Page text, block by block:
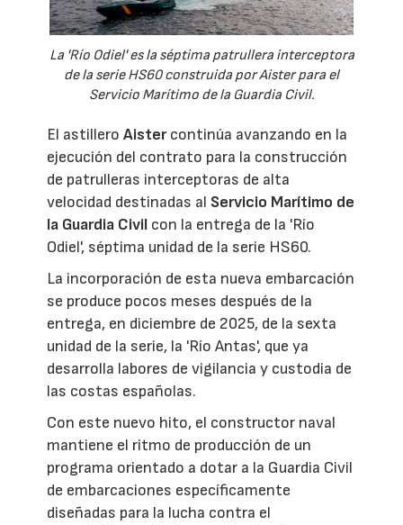
La 'Río Odiel' es la séptima patrullera interceptora
de la serie HS60 construida por Aister para el
Servicio Marítimo de la Guardia Civil.
El astilleroAistercontinúa avanzando en la
ejecución del contrato para la construcción
de patrulleras interceptoras de alta
velocidad destinadas al Servicio Marítimo de
la Guardia Civil con la entrega de la 'Río
Odiel', séptima unidad de la serie HS60.
La incorporación de esta nueva embarcación
se produce pocos meses después de la
entrega, en diciembre de 2025, de la sexta
unidad de la serie, la 'Río Antas', que ya
desarrolla labores de vigilancia y custodia de
las costas españolas.
Con este nuevo hito, el constructor naval
mantiene el ritmo de producción de un
programa orientado a dotar a la Guardia Civil
de embarcaciones específicamente
diseñadas para la lucha contra el